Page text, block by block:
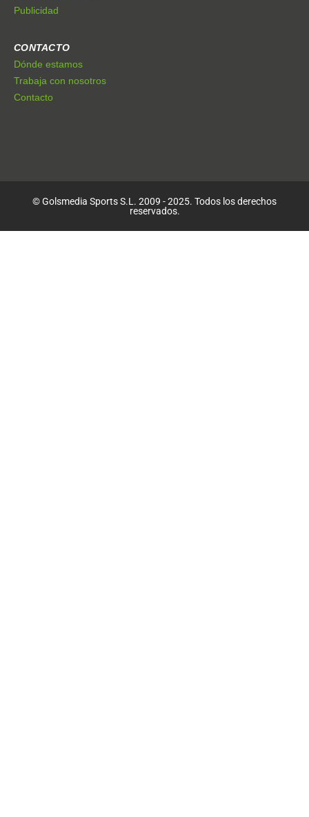
Publicidad
CONTACTO
Dónde estamos
Trabaja con nosotros
Contacto
© Golsmedia Sports S.L. 2009 - 2025. Todos los derechos
reservados.